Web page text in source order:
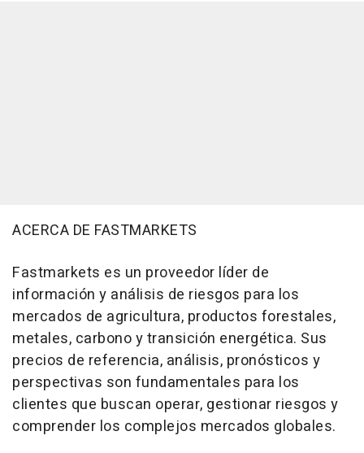
ACERCA DE FASTMARKETS
Fastmarkets es un proveedor líder de
información y análisis de riesgos para los
mercados de agricultura, productos forestales,
metales, carbono y transición energética. Sus
precios de referencia, análisis, pronósticos y
perspectivas son fundamentales para los
clientes que buscan operar, gestionar riesgos y
comprender los complejos mercados globales.